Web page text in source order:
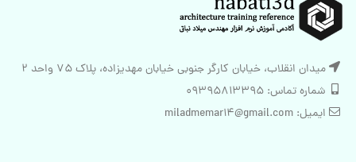
میدان انقلاب، خیابان کارگر جنوبی خیابان مهدیزاده، پلاک 75 واحد 2
شماره تماس: 09395813395
ایمیل: miladmemar14@gmail.com